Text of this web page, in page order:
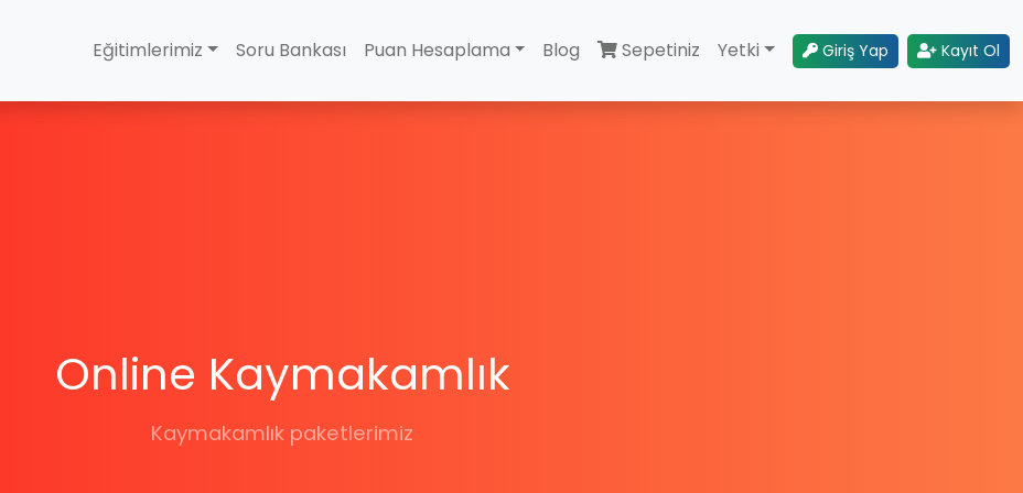
Eğitimlerimiz Soru Bankası Puan Hesaplama Blog Sepetiniz Yetki Giriş Yap Kayıt Ol
Online Kaymakamlık
Kaymakamlık paketlerimiz